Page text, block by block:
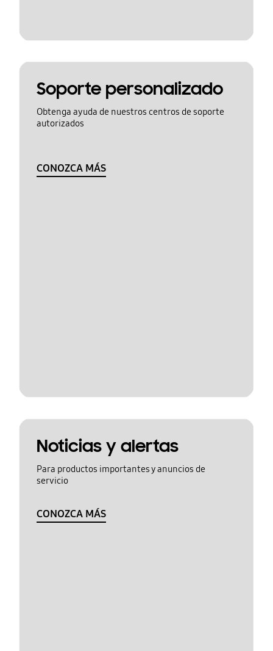
Soporte personalizado
Obtenga ayuda de nuestros centros de soporte
autorizados
CONOZCA MÁS
Noticias y alertas
Para productos importantes y anuncios de
servicio
CONOZCA MÁS